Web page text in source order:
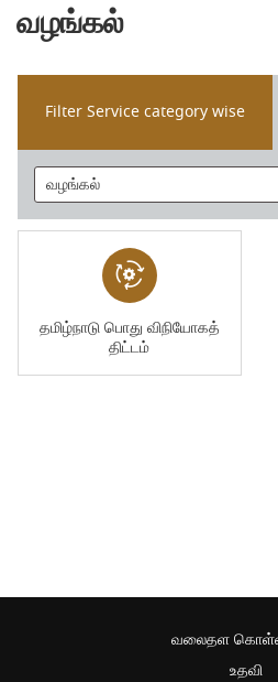
வழங்கல்
Filter Service category wise
தமிழ்நாடு பொது விநியோகத்
திட்டம்
வலைதள
உதவி